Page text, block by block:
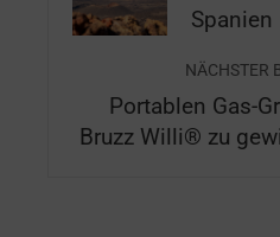
Spanien
NÄCHSTER
Portablen Gas-
Bruzz Willi® zu